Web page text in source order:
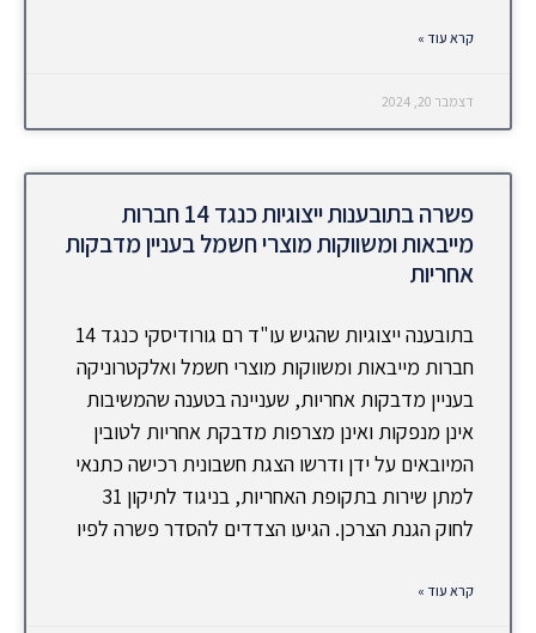
קרא עוד »
דצמבר 20, 2024
פשרה בתובענות ייצוגיות כנגד 14 חברות
מייבאות ומשווקות מוצרי חשמל בעניין מדבקות
אחריות
בתובענה ייצוגיות שהגיש עו"ד רם גורודיסקי כנגד 14
חברות מייבאות ומשווקות מוצרי חשמל ואלקטרוניקה
בעניין מדבקות אחריות, שעניינה בטענה שהמשיבות
אינן מנפקות ואינן מצרפות מדבקת אחריות לטובין
המיובאים על ידן ודרשו הצגת חשבונית רכישה כתנאי
למתן שירות בתקופת האחריות, בניגוד לתיקון 31
לחוק הגנת הצרכן. הגיעו הצדדים להסדר פשרה לפיו
קרא עוד »